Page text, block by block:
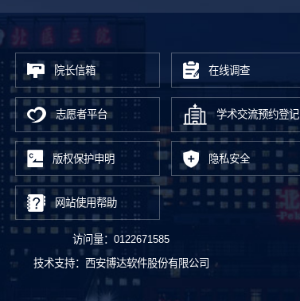
院长信箱 在线调查
志愿者平台 学术交流预约登记
版权保护申明 隐私安全
网站使用帮助
访问量： 0122671585
技术支持： 西安博达软件股份有限公司